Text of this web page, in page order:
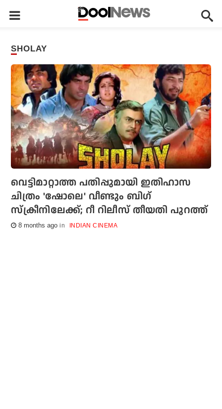
SHOLAY
വെട്ടിമാറ്റാത്ത പതിപ്പുമായി ഇതിഹാസ
ചിത്രം 'ഷോലെ' വീണ്ടും ബിഗ്
സ്‌ക്രീനിലേക്ക്; റീ റിലീസ് തീയതി പുറത്ത്
8 months ago INDIAN CINEMA